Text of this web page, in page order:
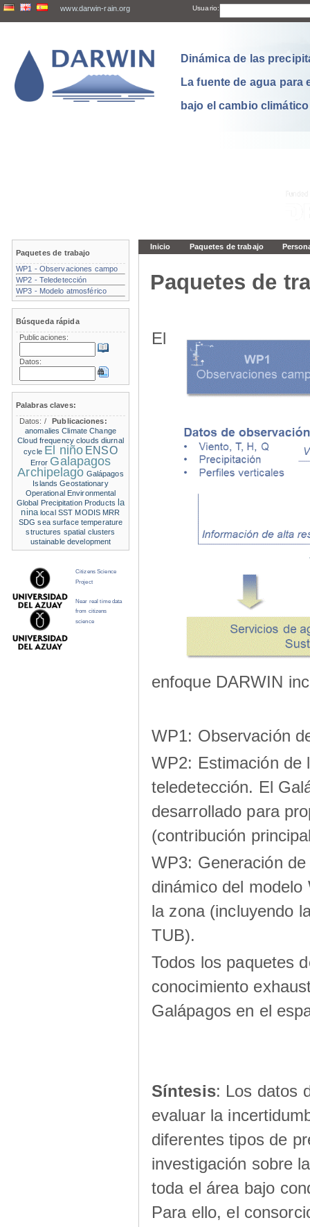
www.darwin-rain.org Usuario:
Dinámica de las
La fuente de agua para
bajo el cambio climático
Inicio Paquetes de trabajo
Paquetes de
El
enfoque DARWIN
WP1: Observación
WP2: Estimación de
teledetección. El
desarrollado para
(contribución
WP3: Generación
dinámico del
la zona (incluyendo
TUB).
Todos los paquetes
conocimiento
Galápagos en el
Síntesis: Los datos
evaluar la
diferentes tipos de
investigación sobre
toda el área bajo
Para ello, el
Paquetes de trabajo
WP1 - Observaciones campo
WP2 - Teledetección
WP3 - Modelo atmosférico
Búsqueda rápida
Publicaciones:
Datos:
Palabras claves:
Datos: /
Publicaciones:
anomalies Climate Change
Cloud frequency clouds diurnal
cycle El niño ENSO
Error Galapagos
Archipelago Galápagos
Islands Geostationary
Operational Environmental
Global Precipitation Products la
nina local SST MODIS MRR
SDG sea surface temperature
structures spatial clusters
ustainable development
Citizens Science
Project
Near real time data
from citizens
science